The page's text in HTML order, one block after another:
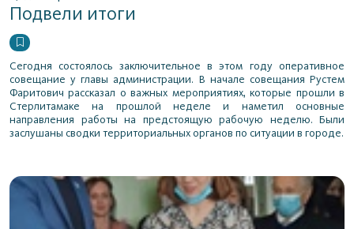
Подвели итоги
Сегодня состоялось заключительное в этом году оперативное
совещание у главы администрации. В начале совещания Рустем
Фаритович рассказал о важных мероприятиях, которые прошли в
Стерлитамаке на прошлой неделе и наметил основные
направления работы на предстоящую рабочую неделю. Были
заслушаны сводки территориальных органов по ситуации в городе.